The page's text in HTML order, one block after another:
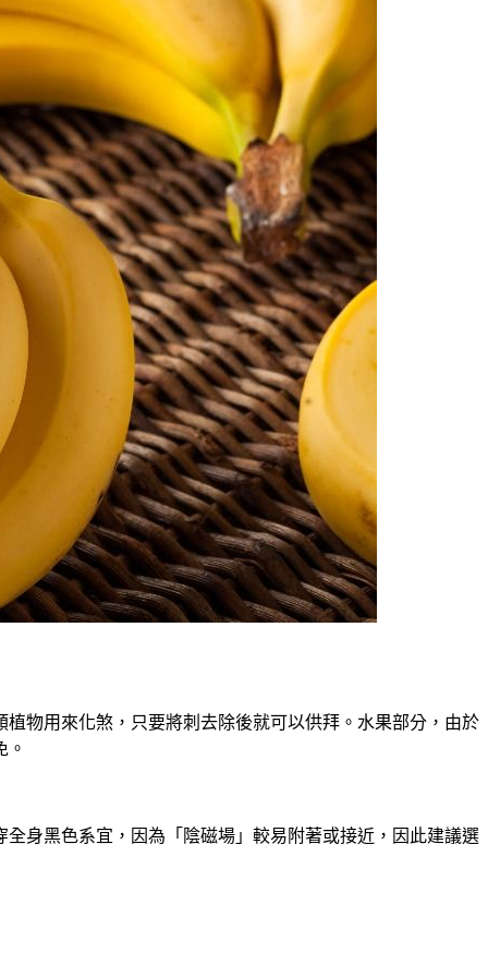
物用來化煞，只要將刺去除後就可以供拜。水果部分，由於
。
身黑色系宜，因為「陰磁場」較易附著或接近，因此建議選